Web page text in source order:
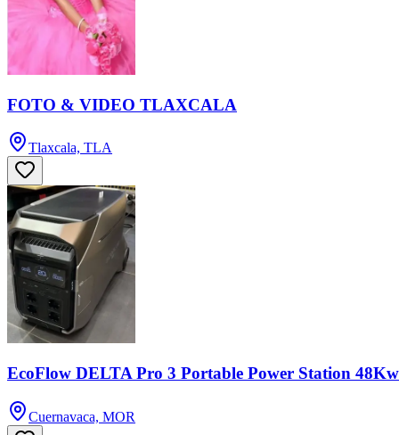
FOTO & VIDEO TLAXCALA
Tlaxcala, TLA
EcoFlow DELTA Pro 3 Portable Power Station
Cuernavaca, MOR